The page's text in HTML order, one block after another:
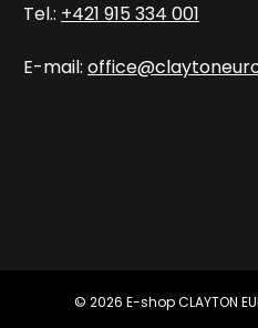
Tel.: +421 915 334 001
E-mail:
© 2026 E-shop CLAYTON